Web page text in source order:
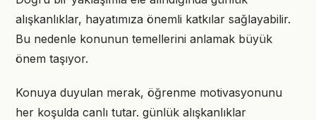
alışkanlıklar, hayatımıza önemli katkılar sağlayabilir.
Bu nedenle konunun temellerini anlamak büyük
önem taşıyor.
Konuya duyulan merak, öğrenme motivasyonunu
her koşulda canlı tutar. günlük alışkanlıklar